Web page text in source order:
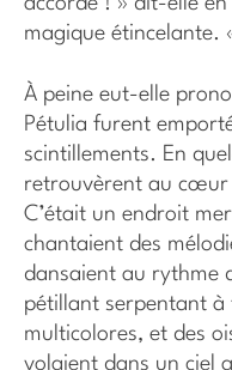
magique étincelante.
À peine eut-elle
Pétulia furent
scintillements. En
retrouvèrent au cœur
C’était un endroit
chantaient des
dansaient au rythme
pétillant serpentant à
multicolores, et des
volaient dans un ciel